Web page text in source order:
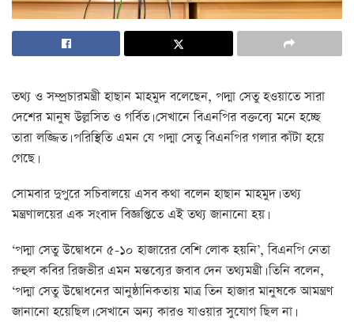
তথ্য ও সম্প্রচারমন্ত্রী হাছান মাহমুদ বলেছেন, পদ্মা সেতু হওয়াতে সারা
দেশের মানুষ উল্লসিত ও গর্বিত। সেখানে বিএনপির বক্তব্যে মনে হচ্ছে
তারা লজ্জিত। পরিস্থিতি এমন যে পদ্মা সেতু বিএনপির গলার কাঁটা হয়ে
গেছে।
সোমবার দুপুরে সচিবালয়ে এসব কথা বলেন হাছান মাহমুদ। তথ্য
মন্ত্রণালয়ের এক সংবাদ বিজ্ঞপ্তিতে এই তথ্য জানানো হয়।
‘পদ্মা সেতু উদ্বোধনে ৫-১০ হাজারের বেশি লোক হয়নি’, বিএনপি নেতা
রুহুল কবির রিজভীর এমন মন্তব্যের জবাব দেন তথ্যমন্ত্রী। তিনি বলেন,
‘পদ্মা সেতু উদ্বোধনের আনুষ্ঠানিকতায় মাত্র তিন হাজার মানুষকে আমন্ত্রণ
জানানো হয়েছিল। সেখানে অন্য কারও যাওয়ার সুযোগ ছিল না।